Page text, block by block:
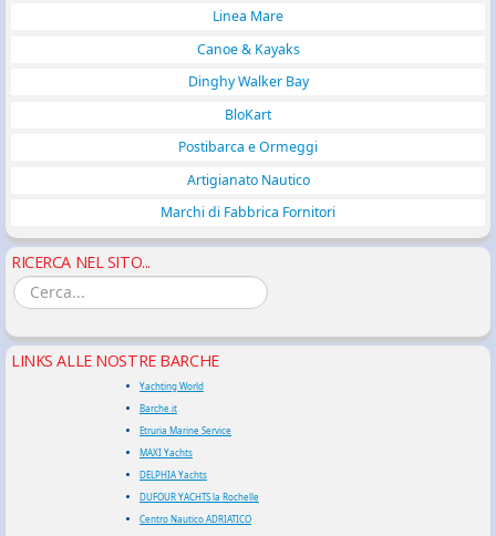
Linea Mare
Canoe & Kayaks
Dinghy Walker Bay
BloKart
Postibarca e Ormeggi
Artigianato Nautico
Marchi di Fabbrica Fornitori
RICERCA NEL SITO...
LINKS ALLE NOSTRE BARCHE
Yachting World
Barche.it
Etruria Marine Service
MAXI Yachts
DELPHIA Yachts
DUFOUR YACHTS la Rochelle
Centro Nautico ADRIATICO